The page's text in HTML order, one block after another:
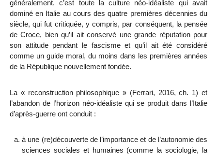
généralement, c’est toute la culture néo-idéaliste qui avait
dominé en Italie au cours des quatre premières décennies du
siècle, qui fut critiquée, y compris, par conséquent, la pensée
de Croce, bien qu’il ait conservé une grande réputation pour
son attitude pendant le fascisme et qu’il ait été considéré
comme un guide moral, du moins dans les premières années
de la République nouvellement fondée.
La « reconstruction philosophique » (Ferrari, 2016, ch. 1) et
l’abandon de l’horizon néo-idéaliste qui se produit dans l’Italie
d’après-guerre ont conduit :
à une (re)découverte de l’importance et de l’autonomie des
sciences sociales et humaines (comme la sociologie, la